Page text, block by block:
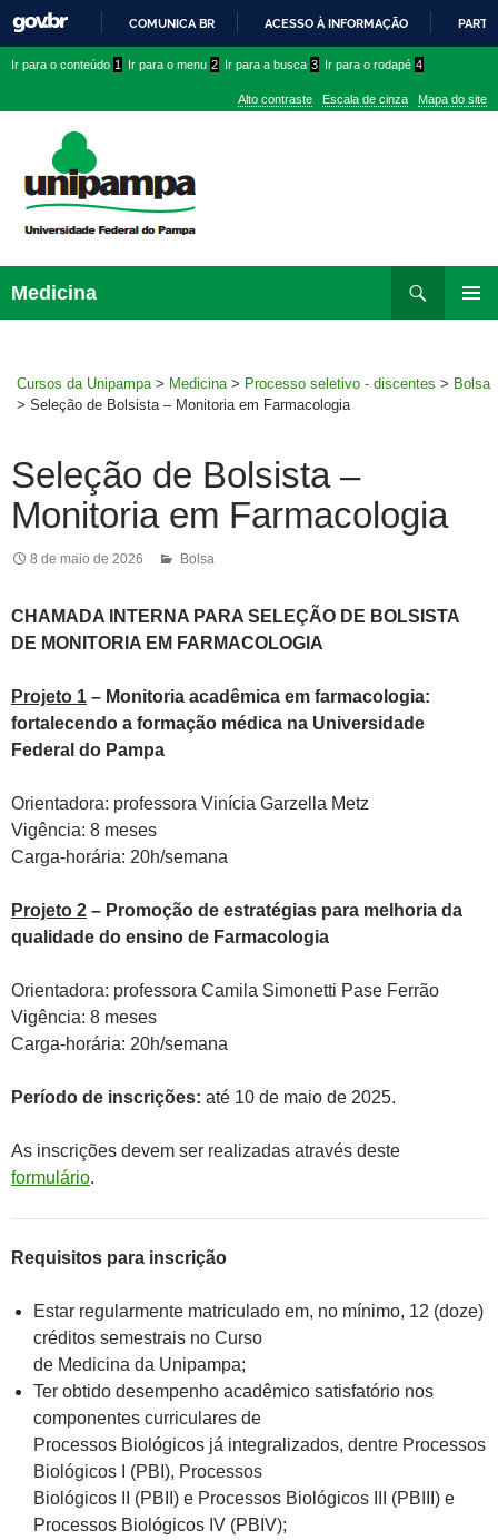
PARA
CONTEÚDO
COMUNICA BR ACESSO À INFORMAÇÃO
conteúdo
menu
superior
menu
Ir para o conteúdo 1 Ir para o menu 2 Ir para a busca 3 Ir para o rodapé 4
Alto contraste Escala de cinza Mapa do site
Medicina
para
Cursos da Unipampa > Medicina > Processo seletivo - discentes > Bolsa
> Seleção de Bolsista – Monitoria em Farmacologia
Seleção de Bolsista –
Monitoria em Farmacologia
8 de maio de 2026 Bolsa
CHAMADA INTERNA PARA SELEÇÃO DE BOLSISTA
DE MONITORIA EM FARMACOLOGIA
Projeto 1 – Monitoria acadêmica em farmacologia:
fortalecendo a formação médica na Universidade
Federal do Pampa
Orientadora: professora Vinícia Garzella Metz
Vigência: 8 meses
Carga-horária: 20h/semana
Projeto 2 – Promoção de estratégias para melhoria da
qualidade do ensino de Farmacologia
Orientadora: professora Camila Simonetti Pase Ferrão
Vigência: 8 meses
Carga-horária: 20h/semana
Período de inscrições: até 10 de maio de 2025.
As inscrições devem ser realizadas através deste
formulário.
Requisitos para inscrição
Estar regularmente matriculado em, no mínimo, 12 (doze)
créditos semestrais no Curso
de Medicina da Unipampa;
Ter obtido desempenho acadêmico satisfatório nos
componentes curriculares de
Processos Biológicos já integralizados, dentre Processos
Biológicos I (PBI), Processos
Biológicos II (PBII) e Processos Biológicos III (PBIII) e
Processos Biológicos IV (PBIV);